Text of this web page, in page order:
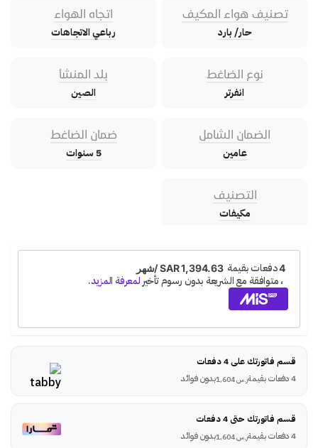
تصنيف هواء المكيف
حار/ بارد
اتجاه الهواء
رباعي الاتجاهات
نوع الضاغط
انفرتر
بلد المنشأ
الصين
الضمان الشامل
عامين
ضمان الضاغط
5 سنوات
التصنيف
مكيفات
قسم فاتورتك على 4 دفعات
4 دفعات بقيمة
ر.س بدون فوائد
قسم فاتورتك حتى 4 دفعات
4 دفعات بقيمة
ر.س بدون فوائد